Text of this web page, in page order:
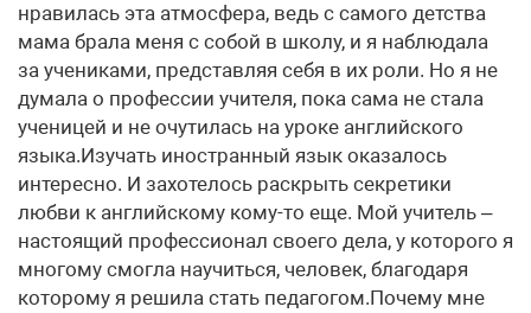
нравилась эта атмосфера, ведь с самого детства
мама брала меня с собой в школу, и я наблюдала
за учениками, представляя себя в их роли. Но я не
думала о профессии учителя, пока сама не стала
ученицей и не очутилась на уроке английского
языка.Изучать иностранный язык оказалось
интересно. И захотелось раскрыть секретики
любви к английскому кому-то еще. Мой учитель –
настоящий профессионал своего дела, у которого я
многому смогла научиться, человек, благодаря
которому я решила стать педагогом.Почему мне